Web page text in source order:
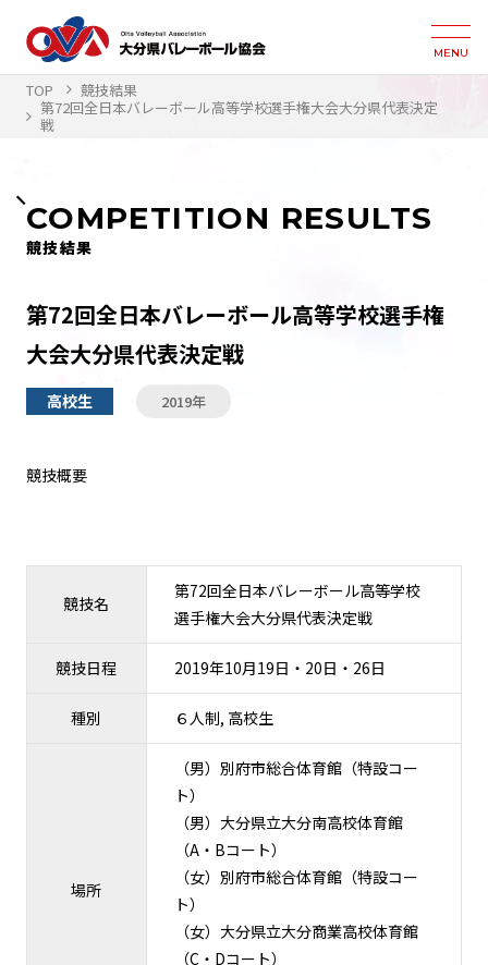
MENU
TOP
競技結果
第72回全日本バレーボール高等学校選手権大会大分県代表決定
戦
COMPETITION RESULTS
競技結果
第72回全日本バレーボール高等学校選手権
大会大分県代表決定戦
高校生 2019年
競技概要
競技名
第72回全日本バレーボール高等学校
選手権大会大分県代表決定戦
競技日程 2019年10月19日・20日・26日
種別 ６人制, 高校生
場所
（男）別府市総合体育館（特設コー
ト）
（男）大分県立大分南高校体育館
（A・Bコート）
（女）別府市総合体育館（特設コー
ト）
（女）大分県立大分商業高校体育館
（C・Dコート）